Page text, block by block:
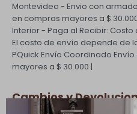
Montevideo - Envio con
en compras mayores a $
Interior - Paga al Recibir:
El costo de envío depende de
PQuick Envío Coordinado
mayores a $ 30.000 |
Cambios y